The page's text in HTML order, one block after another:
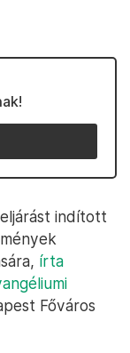
indított
írta
Főváros